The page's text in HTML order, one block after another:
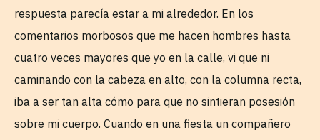
respuesta parecía estar a mi alrededor. En los
comentarios morbosos que me hacen hombres hasta
cuatro veces mayores que yo en la calle, vi que ni
caminando con la cabeza en alto, con la columna recta,
iba a ser tan alta cómo para que no sintieran posesión
sobre mi cuerpo. Cuando en una fiesta un compañero